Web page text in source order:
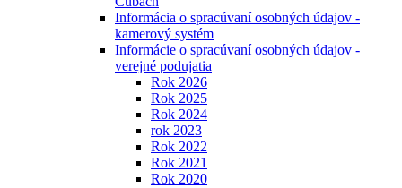
Informácia o spracúvaní osobných údajov -
kamerový systém
Informácie o spracúvaní osobných údajov -
verejné podujatia
Rok 2026
Rok 2025
Rok 2024
rok 2023
Rok 2022
Rok 2021
Rok 2020